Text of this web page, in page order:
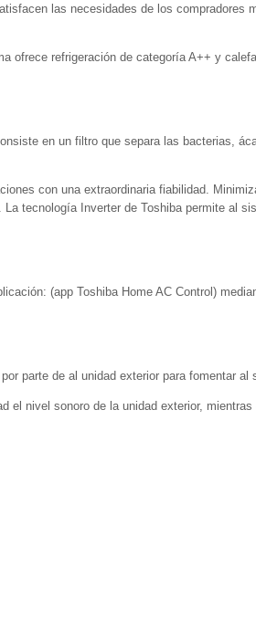
las necesidades de los compradores
ofrece refrigeración de categoría A++ y
en un filtro que separa las bacterias,
con una extraordinaria fiabilidad.
tecnología Inverter de Toshiba permite al
(app Toshiba Home AC Control)
parte de al unidad exterior para fomentar al
nivel sonoro de la unidad exterior,